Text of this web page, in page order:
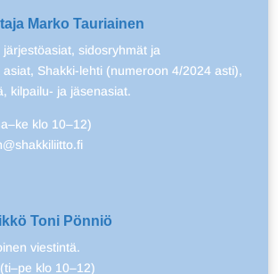
Marko Tauriainen
sidosryhmät ja
Shakki-lehti (numeroon 4/2024 asti),
kilpailu- ja jäsenasiat.
klo 10–12)
Toni Pönniö
viestintä.
klo 10–12)